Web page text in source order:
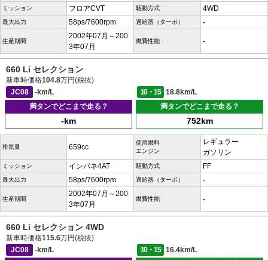
ミッション フロアCVT 駆動方式 4WD
最大出力 58ps/7600rpm 過給器（ターボ） -
生産期間
2002年07月～200
3年07月
燃費性能 -
660 Li セレクション
新車時価格104.8万円(税抜)
JC08
-km/L 10・15
18.8km/L
満タンでどこまで走る？
-km
満タンでどこまで走る？
752km
排気量 659cc
使用燃料
エンジン
レギュラー
ガソリン
ミッション インパネ4AT 駆動方式 FF
最大出力 58ps/7600rpm 過給器（ターボ） -
生産期間
2002年07月～200
3年07月
燃費性能 -
660 Li セレクション 4WD
新車時価格115.6万円(税抜)
JC08
-km/L 10・15
16.4km/L